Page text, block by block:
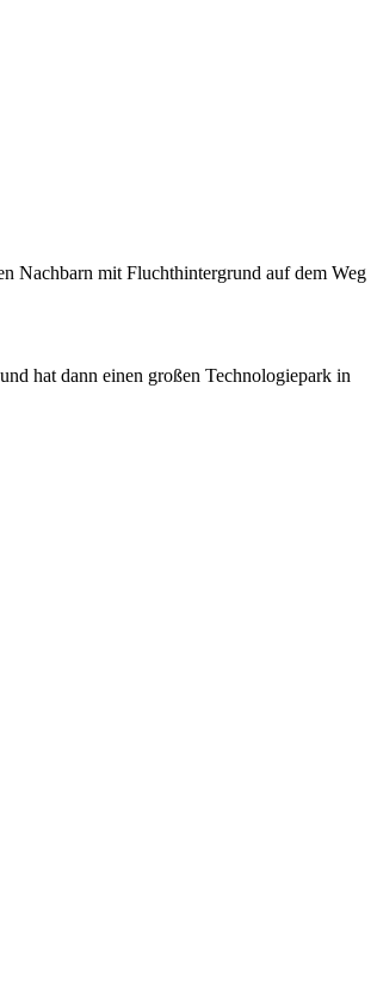
Nachbarn mit Fluchthintergrund auf dem Weg
hat dann einen großen Technologiepark in